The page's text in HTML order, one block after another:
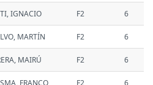
IGNACIO F2 6
MARTÍN F2 6
MAIRÚ F2 6
FRANCO F2 6